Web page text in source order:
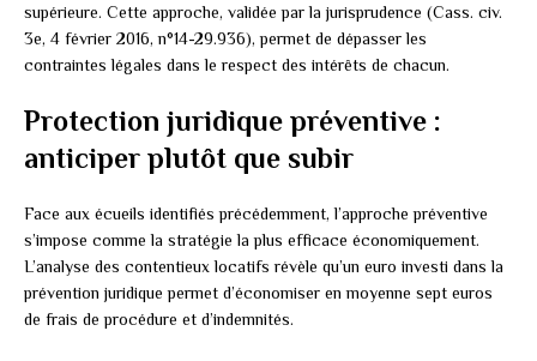
supérieure. Cette approche, validée par la jurisprudence (Cass. civ.
3e, 4 février 2016, n°14-29.936), permet de dépasser les
contraintes légales dans le respect des intérêts de chacun.
Protection juridique préventive :
anticiper plutôt que subir
Face aux écueils identifiés précédemment, l’approche préventive
s’impose comme la stratégie la plus efficace économiquement.
L’analyse des contentieux locatifs révèle qu’un euro investi dans la
prévention juridique permet d’économiser en moyenne sept euros
de frais de procédure et d’indemnités.